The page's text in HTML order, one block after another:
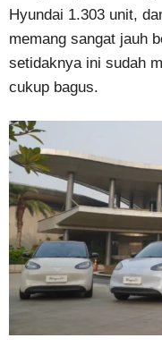
Hyundai 1.303 unit,
memang sangat jauh
setidaknya ini sudah
cukup bagus.